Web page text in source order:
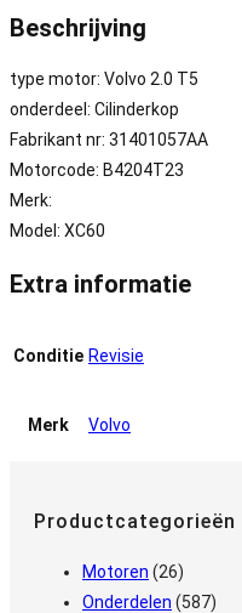
Beschrijving
type motor: Volvo 2.0 T5
onderdeel: Cilinderkop
Fabrikant nr: 31401057AA
Motorcode: B4204T23
Merk:
Model: XC60
Extra informatie
Conditie Revisie
Merk Volvo
Productcategorieën
Motoren (26)
Onderdelen (587)